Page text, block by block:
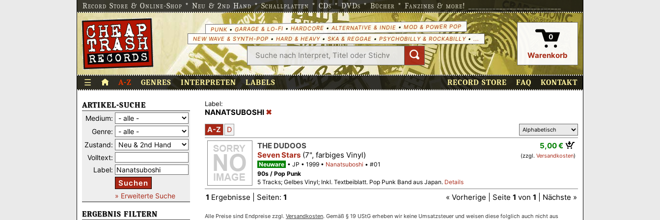
Record Store & Online-Shop * Neu & 2nd Hand * Schallplatten * CDs * DVDs * Bücher * Fanzines & more! ___________________________
PUNK• GARAGE & LO-FI • HARDCORE • ALTERNATIVE & INDIE • MOD & POWER POP
NEW WAVE & SYNTH-POP • HARD & HEAVY• SKA & REGGAE • PSYCHOBILLY & ROCKABILLY• ... 0
Warenkorb
☰ A-Z GENRES INTERPRETEN LABELS RECORD STORE FAQ KONTAKT
ARTIKEL-SUCHE
Medium:
Genre:
Zustand:
Volltext:
Label:
Suchen
» Erweiterte Suche
ERGEBNIS FILTERN
Label:
NANATSUBOSHI
A-Z D
5,00 €
(zzgl. Versandkosten)
THE DUDOOS
Seven Stars (7", farbiges Vinyl)
Neuware JP 1999 Nanatsuboshi
#01
90s / Pop Punk
5 Tracks; Gelbes Vinyl; Inkl. Textbeiblatt. Pop Punk Band aus Japan. Details
1 Ergebnisse | Seiten: 1 « Vorherige | Seite 1 von 1 | Nächste »
Alle Preise sind Endpreise zzgl. Versandkosten. Gemäß § 19 UStG erheben wir keine Umsatzsteuer und weisen diese folglich auch nicht aus